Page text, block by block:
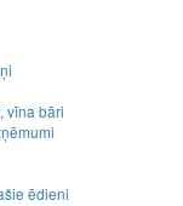
vīna bāri
ēdieni